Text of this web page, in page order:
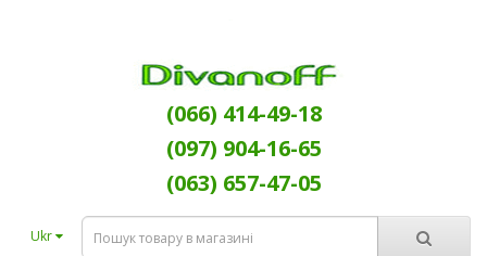
(066) 414-49-18
(097) 904-16-65
(063) 657-47-05
Ukr